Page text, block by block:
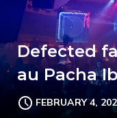
Defected
au Pacha
FEBRUARY 4,